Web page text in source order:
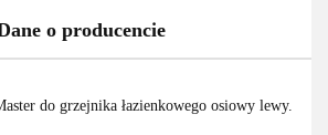
o producencie
do grzejnika łazienkowego osiowy lewy.